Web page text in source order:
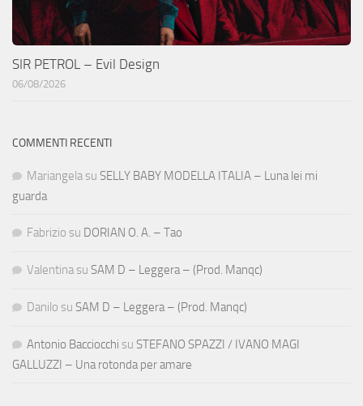
SIR PETROL – Evil Design
06/08/2026
COMMENTI RECENTI
Mariangela su SELLY BABY MODELLA ITALIA – Luna lei mi
guarda
Fabrizio su DORIAN O. A. – Tao
Valentina su SAM D – Leggera – (Prod. Manqc)
Danilo su SAM D – Leggera – (Prod. Manqc)
Antonio Bacciocchi su STEFANO SPAZZI / IVANO MAGI
GALLUZZI – Una rotonda per amare